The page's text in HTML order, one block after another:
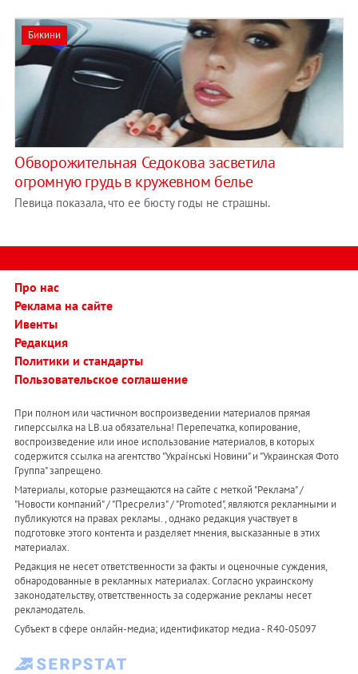
Бикини
Обворожительная Седокова засветила
огромную грудь в кружевном белье
Певица показала, что ее бюсту годы не страшны.
Про нас
Реклама на сайте
Ивенты
Редакция
Политики и стандарты
Пользовательское соглашение
При полном или частичном воспроизведении материалов прямая
гиперссылка на LB.ua обязательна! Перепечатка, копирование,
воспроизведение или иное использование материалов, в которых
содержится ссылка на агентство "Українськi Новини" и "Украинская Фото
Группа" запрещено.
Материалы, которые размещаются на сайте с меткой "Реклама" /
"Новости компаний" / "Пресрелиз" / "Promoted", являются рекламными и
публикуются на правах рекламы. , однако редакция участвует в
подготовке этого контента и разделяет мнения, высказанные в этих
материалах.
Редакция не несет ответственности за факты и оценочные суждения,
обнародованные в рекламных материалах. Согласно украинскому
законодательству, ответственность за содержание рекламы несет
рекламодатель.
Субъект в сфере онлайн-медиа; идентификатор медиа - R40-05097